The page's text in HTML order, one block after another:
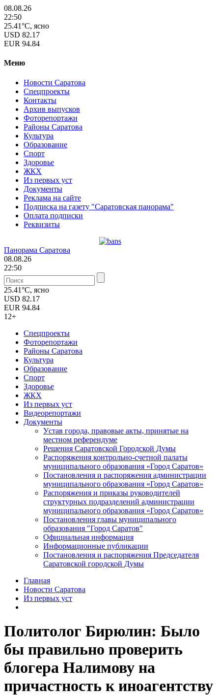
08.08.26
22:50
25.41°C, ясно
USD 82.17
EUR 94.84
Меню
Новости Саратова
Спецпроекты
Контакты
Архив выпусков
Фоторепортажи
Районы Саратова
Культура
Образование
Спорт
Здоровье
ЖКХ
Из пеpвых уст
Документы
Реклама на сайте
Подписка на газету "Саратовская панорама"
Оплата подписки
Реквизиты
Панорама Саратова
08.08.26
22:50
25.41°C, ясно
USD 82.17
EUR 94.84
12+
Спецпроекты
Фоторепортажи
Районы Саратова
Культура
Образование
Спорт
Здоровье
ЖКХ
Из пеpвых уст
Видеорепортажи
Документы
Уcтав города, правовые акты, принятые на
местном референдуме
Решения Саратовской Городской Думы
Распоряжения контрольно-счетной палаты
муниципального образования «Город Саратов»
Постановления и распоряжения администрации
муниципального образования «Город Саратов»
Распоряжения и приказы руководителей
структурных подразделений администрации
муниципального образования «Город Саратов»
Постановления главы муниципального
образования "Город Саратов"
Официальная информация
Информационные публикации
Постановления и распоряжения Председателя
Саратовской городской Думы
Главная
Новости Саратова
Из пеpвых уст
Политолог Бирюлин: Было
бы правильно проверить
блогера Налимову на
причастность к иноагентству